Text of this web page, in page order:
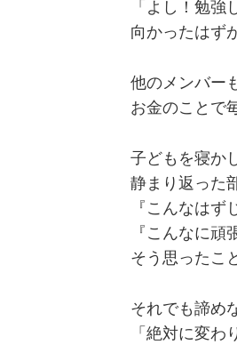
「よし！勉強
向かったはず
他のメンバー
お金のことで
子どもを寝か
静まり返った
『こんなはず
『こんなに頑
そう思ったこ
それでも諦め
「絶対に変わ